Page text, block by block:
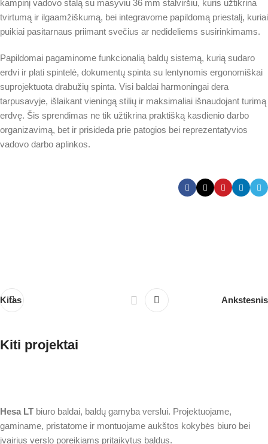
kampinį vadovo stalą su masyviu 36 mm stalviršiu, kuris užtikrina
tvirtumą ir ilgaamžiškumą, bei integravome papildomą priestalį, kuriai
puikiai pasitarnaus priimant svečius ar nedideliems susirinkimams.
Papildomai pagaminome funkcionalią baldų sistemą, kurią sudaro
erdvi ir plati spintelė, dokumentų spinta su lentynomis ergonomiškai
suprojektuota drabužių spinta. Visi baldai harmoningai dera
tarpusavyje, išlaikant vieningą stilių ir maksimaliai išnaudojant turimą
erdvę. Šis sprendimas ne tik užtikrina praktišką kasdienio darbo
organizavimą, bet ir prisideda prie patogios bei reprezentatyvios
vadovo darbo aplinkos.
Kitas Ankstesnis
Kiti projektai
Biurai
Elektrinės ir baltos spalvos derinys
Hesa LT biuro baldai, baldų gamyba verslui. Projektuojame,
gaminame, pristatome ir montuojame aukštos kokybės biuro bei
įvairius verslo poreikiams pritaikytus baldus.